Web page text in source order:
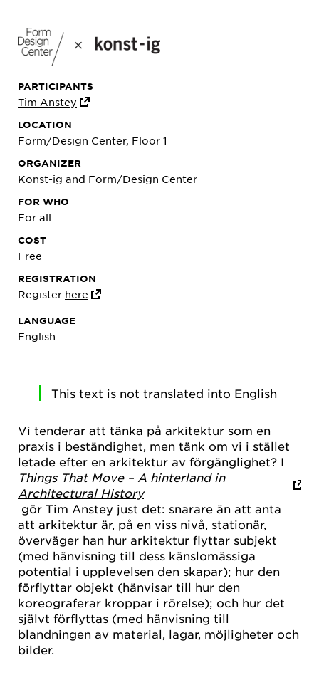
This text is not translated into English
Vi tenderar att tänka på arkitektur som en
praxis i beständighet, men tänk om vi i stället
letade efter en arkitektur av förgänglighet? I
Things That Move – A hinterland in
Architectural History
gör Tim Anstey just det: snarare än att anta
att arkitektur är, på en viss nivå, stationär,
överväger han hur arkitektur flyttar subjekt
(med hänvisning till dess känslomässiga
potential i upplevelsen den skapar); hur den
förflyttar objekt (hänvisar till hur den
koreograferar kroppar i rörelse); och hur det
självt förflyttas (med hänvisning till
blandningen av material, lagar, möjligheter och
bilder.
PARTICIPANTS
Tim Anstey
LOCATION
Form/Design Center, Floor 1
ORGANIZER
Konst-ig and Form/Design Center
FOR WHO
For all
COST
Free
REGISTRATION
Register here
LANGUAGE
English